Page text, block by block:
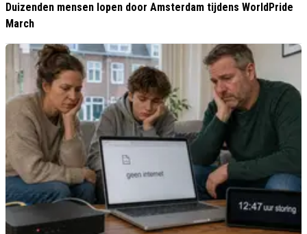
Duizenden mensen lopen door Amsterdam tijdens WorldPride
March